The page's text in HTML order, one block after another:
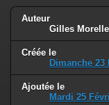
Auteur
Gilles Morelle
Créée le
Dimanche 23
Ajoutée le
Mardi 25